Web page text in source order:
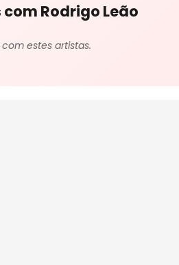
com Rodrigo Leão
estes artistas.